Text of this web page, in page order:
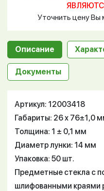
Уточнить цену
Описание
Документы
Артикул: 12003418
Габариты: 26 х 76±1,0
Толщина: 1 ± 0,1 мм
Диаметр лунки: 14 мм
Упаковка: 50 шт.
Предметные стекла с
шлифованными краями